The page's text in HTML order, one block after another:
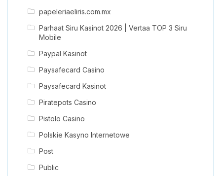
papeleriaeliris.com.mx
Parhaat Siru Kasinot 2026 | Vertaa TOP 3 Siru
Mobile
Paypal Kasinot
Paysafecard Casino
Paysafecard Kasinot
Piratepots Casino
Pistolo Casino
Polskie Kasyno Internetowe
Post
Public